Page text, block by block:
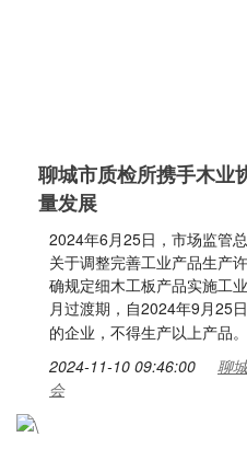
聊城市质检所携手木业
量发展
2024年6月25日，市场监管
关于调整完善工业产品生产
确规定细木工板产品实施工
月过渡期，自2024年9月25
的企业，不得生产以上产品
2024-11-10 09:46:00
聊
会